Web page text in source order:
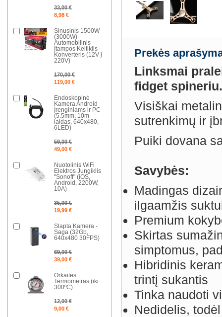
Prekės
Linksmai
fidget spineriu.
Visiškai
sutrenkimų ir
Puiki dovana
Savybės:
Madingas
ilgaamžis
Premium
Skirtas
simptomus,
Hibridinis
trintį sukantis
Tinka naudoti
Nedidelis,
33,00 €
8,98 €
Sinusinis 1500W
(3000W)
Automobilinis
Įtampos Keitiklis -
Konverteris (12V į
220V)
170,00 €
119,00 €
Endoskopinė
Kamera Android
Įrenginiams ir PC
(5.5mm, 10m
laidas, 640x480,
6LED)
59,00 €
49,00 €
Nuotolinis WiFi
Elektros Jungiklis
"Sonoff" (iOS,
Android, 2200W,
10A)
35,00 €
19,99 €
Slapta Kamera -
Saga (32Gb,
640x480 30FPS)
69,00 €
39,00 €
Orkaitės
Termometras (iki
300ºC)
12,00 €
9,00 €